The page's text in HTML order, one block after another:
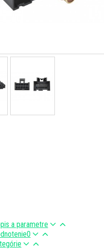
a parametre
0